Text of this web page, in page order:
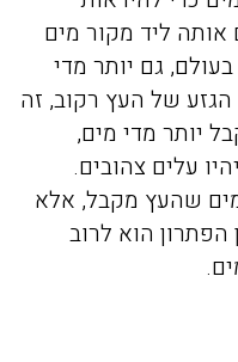
אותה ליד מקור מים
גם יותר מדי
של העץ רקוב, זה
יותר מדי מים,
עלים צהובים.
שהעץ מקבל, אלא
הוא לרוב